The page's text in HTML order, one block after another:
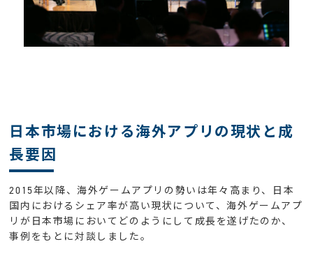
⽇本市場における海外アプリの現状と成
⻑要因
2015年以降、海外ゲームアプリの勢いは年々高まり、日本
国内におけるシェア率が高い現状について、海外ゲームアプ
リが日本市場においてどのようにして成長を遂げたのか、
事例をもとに対談しました。